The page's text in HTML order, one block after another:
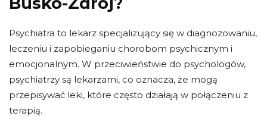
Psychiatra to lekarz specjalizujący się w diagnozowaniu,
leczeniu i zapobieganiu chorobom psychicznym i
emocjonalnym. W przeciwieństwie do psychologów,
psychiatrzy są lekarzami, co oznacza, że ​​mogą
przepisywać leki, które często działają w połączeniu z
terapią.